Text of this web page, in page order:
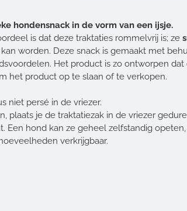
hondensnack in de vorm van een ijsje.
is dat deze traktaties rommelvrij is; ze
worden. Deze snack is gemaakt met
Het product is zo ontworpen
het product op te slaan of te verkopen.
niet persé in de vriezer.
plaats je de traktatiezak in de vriezer
Een hond kan ze geheel zelfstandig
verkrijgbaar.